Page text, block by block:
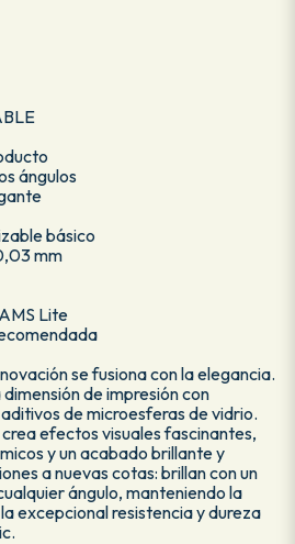
ángulos
básico
mm
Lite
se fusiona con la elegancia.
de impresión con
de microesferas de vidrio.
efectos visuales fascinantes,
y un acabado brillante y
a nuevas cotas: brillan con un
ángulo, manteniendo la
excepcional resistencia y dureza